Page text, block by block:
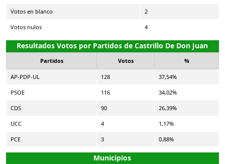
Votos en blanco 2
Votos nulos 4
Resultados Votos por Partidos de Castrillo De Don Juan
Partidos Votos %
AP-PDP-UL 128 37,54%
PSOE 116 34,02%
CDS 90 26,39%
UCC 4 1,17%
PCE 3 0,88%
Municipios